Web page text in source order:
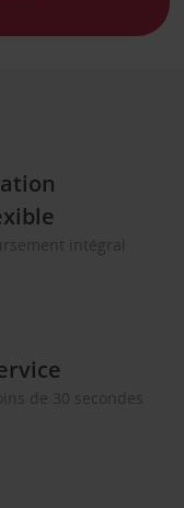
intégral
de 30 secondes